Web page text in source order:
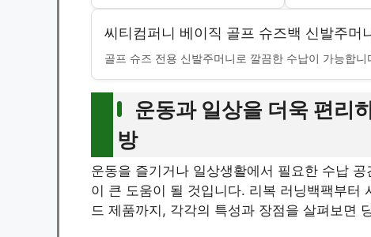
씨티컴퍼니 베이직 골프 슈즈백 신발주머
골프 슈즈 전용 신발주머니로 깔끔한 수납이 가능합
운동과 일상을 더욱 편리
방
운동을 즐기거나 일상생활에서 필요한 수납
이 큰 도움이 될 것입니다. 리복 러닝백팩부터
드 제품까지, 각각의 특성과 장점을 살펴보면